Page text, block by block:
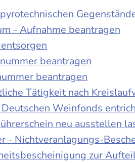
- Aufnahme beantragen
beantragen
beantragen
Tätigkeit nach
Weinfonds
neu ausstellen
- Nichtveranlagungs-
zur